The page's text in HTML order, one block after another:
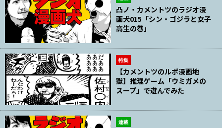
凸ノ・カメントツのラジオ漫
画犬015「シン・ゴジラと女子
高生の巻」
特集
【カメントツのルポ漫画地
獄】推理ゲーム「ウミガメの
スープ」で遊んでみた
連載